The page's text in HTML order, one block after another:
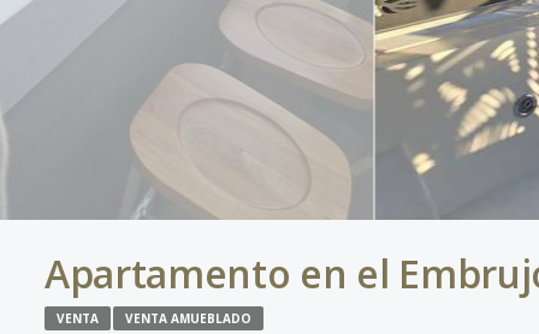
Apartamento en el
VENTA VENTA AMUEBLADO